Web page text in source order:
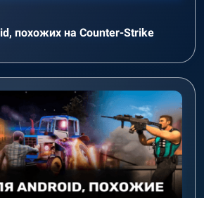
похожих на Counter-Strike